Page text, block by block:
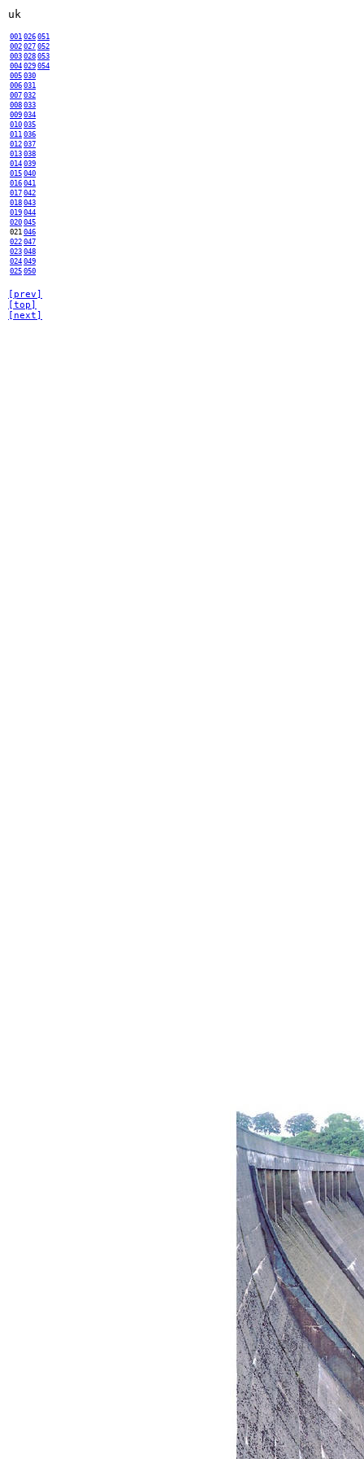
uk
001 026 051
002 027 052
003 028 053
004 029 054
005 030
006 031
007 032
008 033
009 034
010 035
011 036
012 037
013 038
014 039
015 040
016 041
017 042
018 043
019 044
020 045
021 046
022 047
023 048
024 049
025 050
[prev]
[top]
[next]